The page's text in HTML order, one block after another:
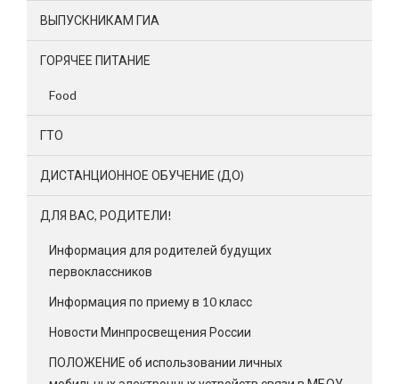
ВЫПУСКНИКАМ ГИА
ГОРЯЧЕЕ ПИТАНИЕ
Food
ГТО
ДИСТАНЦИОННОЕ ОБУЧЕНИЕ (ДО)
ДЛЯ ВАС, РОДИТЕЛИ!
Информация для родителей будущих
первоклассников
Информация по приему в 10 класс
Новости Минпросвещения России
ПОЛОЖЕНИЕ об использовании личных